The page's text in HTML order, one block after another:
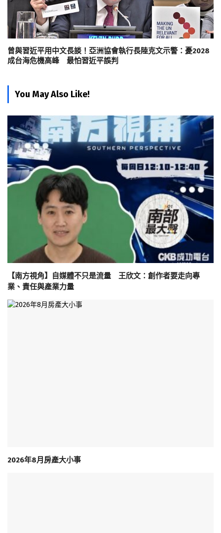
曾與習近平用中文長談！亞洲協會執行長陸克文示警：憂2028
成台海危機高峰 最怕習近平誤判
You May Also Like!
【南方視角】自媒體不只是流量 王欣文：創作者要走向專
業、責任與產業力量
2026年8月房產大小事